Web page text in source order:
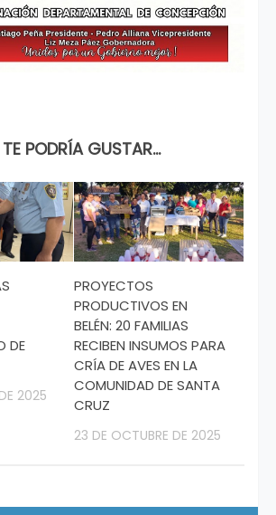
PODRÍA GUSTAR...
DE
2025
PROYECTOS
PRODUCTIVOS EN
BELÉN: 20 FAMILIAS
RECIBEN INSUMOS PARA
CRÍA DE AVES EN LA
COMUNIDAD DE SANTA
CRUZ
23 DE OCTUBRE DE 2025